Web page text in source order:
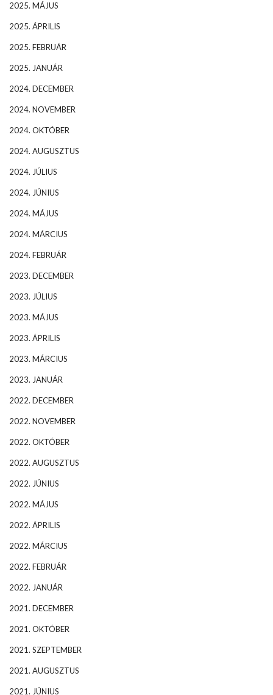
2025. MÁJUS
2025. ÁPRILIS
2025. FEBRUÁR
2025. JANUÁR
2024. DECEMBER
2024. NOVEMBER
2024. OKTÓBER
2024. AUGUSZTUS
2024. JÚLIUS
2024. JÚNIUS
2024. MÁJUS
2024. MÁRCIUS
2024. FEBRUÁR
2023. DECEMBER
2023. JÚLIUS
2023. MÁJUS
2023. ÁPRILIS
2023. MÁRCIUS
2023. JANUÁR
2022. DECEMBER
2022. NOVEMBER
2022. OKTÓBER
2022. AUGUSZTUS
2022. JÚNIUS
2022. MÁJUS
2022. ÁPRILIS
2022. MÁRCIUS
2022. FEBRUÁR
2022. JANUÁR
2021. DECEMBER
2021. OKTÓBER
2021. SZEPTEMBER
2021. AUGUSZTUS
2021. JÚNIUS